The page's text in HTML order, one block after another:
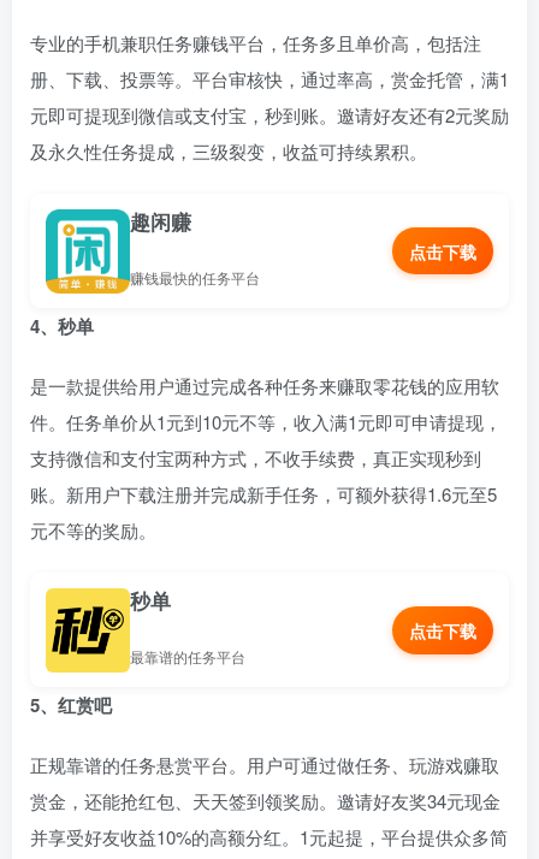
专业的手机兼职任务赚钱平台，任务多且单价高，包括注
册、下载、投票等。平台审核快，通过率高，赏金托管，满1
元即可提现到微信或支付宝，秒到账。邀请好友还有2元奖励
及永久性任务提成，三级裂变，收益可持续累积。
趣闲赚
赚钱最快的任务平台
点击下载
4、秒单
是一款提供给用户通过完成各种任务来赚取零花钱的应用软
件。任务单价从1元到10元不等，收入满1元即可申请提现，
支持微信和支付宝两种方式，不收手续费，真正实现秒到
账。新用户下载注册并完成新手任务，可额外获得1.6元至5
元不等的奖励。
秒单
最靠谱的任务平台
点击下载
5、红赏吧
正规靠谱的任务悬赏平台。用户可通过做任务、玩游戏赚取
赏金，还能抢红包、天天签到领奖励。邀请好友奖34元现金
并享受好友收益10%的高额分红。1元起提，平台提供众多简